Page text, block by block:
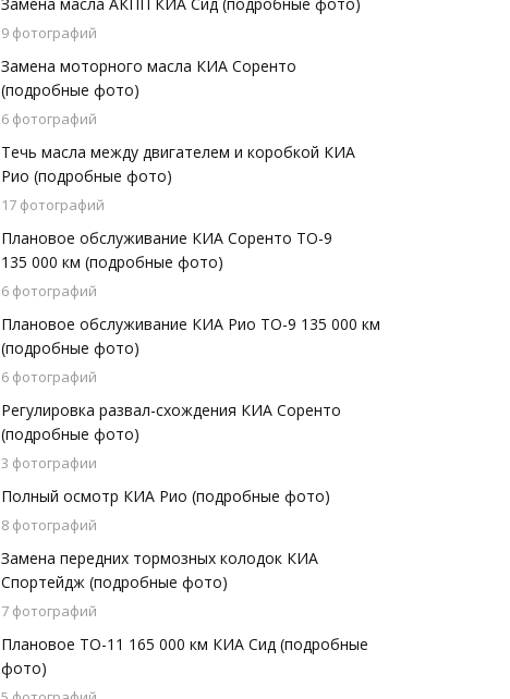
9 фотографий
Замена моторного масла КИА Соренто
(подробные фото)
6 фотографий
Течь масла между двигателем и коробкой КИА
Рио (подробные фото)
17 фотографий
Плановое обслуживание КИА Соренто ТО-9
135 000 км (подробные фото)
6 фотографий
Плановое обслуживание КИА Рио ТО-9 135 000 км
(подробные фото)
6 фотографий
Регулировка развал-схождения КИА Соренто
(подробные фото)
3 фотографии
Полный осмотр КИА Рио (подробные фото)
8 фотографий
Замена передних тормозных колодок КИА
Спортейдж (подробные фото)
7 фотографий
Плановое ТО-11 165 000 км КИА Сид (подробные
фото)